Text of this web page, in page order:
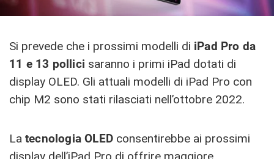
Si prevede che i prossimi modelli di iPad Pro da
11 e 13 pollici saranno i primi iPad dotati di
display OLED. Gli attuali modelli di iPad Pro con
chip M2 sono stati rilasciati nell’ottobre 2022.
La tecnologia OLED consentirebbe ai prossimi